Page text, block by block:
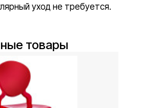
уход не требуется.
товары